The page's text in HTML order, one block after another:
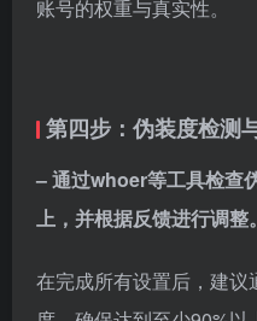
账号的权重与真实性。
第四步：伪装度检测
– 通过whoer等工具检查
上，并根据反馈进行调整。
在完成所有设置后，建